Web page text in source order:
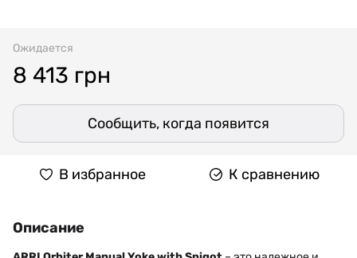
Ожидается
8 413 грн
Сообщить, когда появится
В избранное К сравнению
Описание